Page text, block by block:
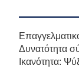
Δυνατότητα
Ικανότητα: